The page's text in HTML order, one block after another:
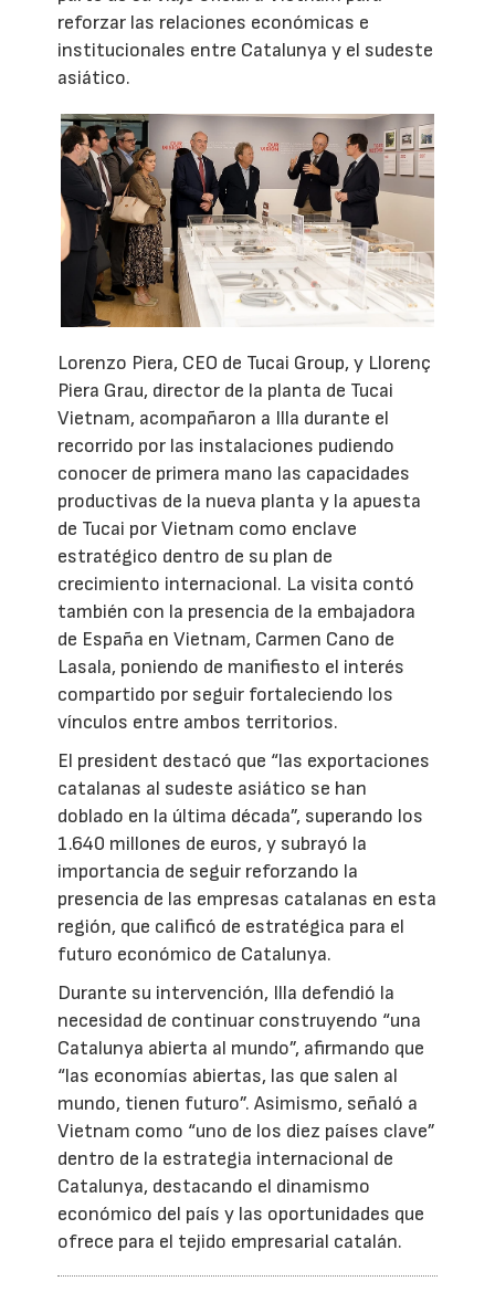
reforzar las relaciones económicas e
institucionales entre Catalunya y el sudeste
asiático.
Lorenzo Piera, CEO de Tucai Group, y Llorenç
Piera Grau, director de la planta de Tucai
Vietnam, acompañaron a Illa durante el
recorrido por las instalaciones pudiendo
conocer de primera mano las capacidades
productivas de la nueva planta y la apuesta
de Tucai por Vietnam como enclave
estratégico dentro de su plan de
crecimiento internacional. La visita contó
también con la presencia de la embajadora
de España en Vietnam, Carmen Cano de
Lasala, poniendo de manifiesto el interés
compartido por seguir fortaleciendo los
vínculos entre ambos territorios.
El president destacó que “las exportaciones
catalanas al sudeste asiático se han
doblado en la última década”, superando los
1.640 millones de euros, y subrayó la
importancia de seguir reforzando la
presencia de las empresas catalanas en esta
región, que calificó de estratégica para el
futuro económico de Catalunya.
Durante su intervención, Illa defendió la
necesidad de continuar construyendo “una
Catalunya abierta al mundo”, afirmando que
“las economías abiertas, las que salen al
mundo, tienen futuro”. Asimismo, señaló a
Vietnam como “uno de los diez países clave”
dentro de la estrategia internacional de
Catalunya, destacando el dinamismo
económico del país y las oportunidades que
ofrece para el tejido empresarial catalán.